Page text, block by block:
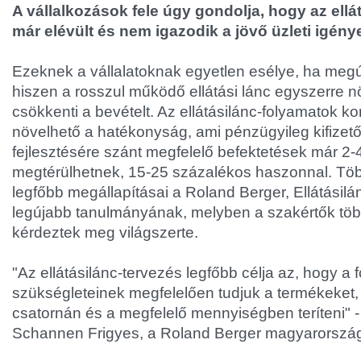
A vállalkozások fele úgy gondolja, hogy az
már elévült és nem igazodik a jövő üzleti
Ezeknek a vállalatoknak egyetlen esélye, ha
hiszen a rosszul működő ellátási lánc egyszerre
csökkenti a bevételt. Az ellátásilánc-folyamatok
növelhető a hatékonyság, ami pénzügyileg
fejlesztésére szánt megfelelő befektetések már 2-
megtérülhetnek, 15-25 százalékos haszonnal.
legfőbb megállapításai a Roland Berger,
legújabb tanulmányának, melyben a szakértők
kérdeztek meg világszerte.
"Az ellátásilánc-tervezés legfőbb célja az, hogy a
szükségleteinek megfelelően tudjuk a
csatornán és a megfelelő mennyiségben teríteni"
Schannen Frigyes, a Roland Berger